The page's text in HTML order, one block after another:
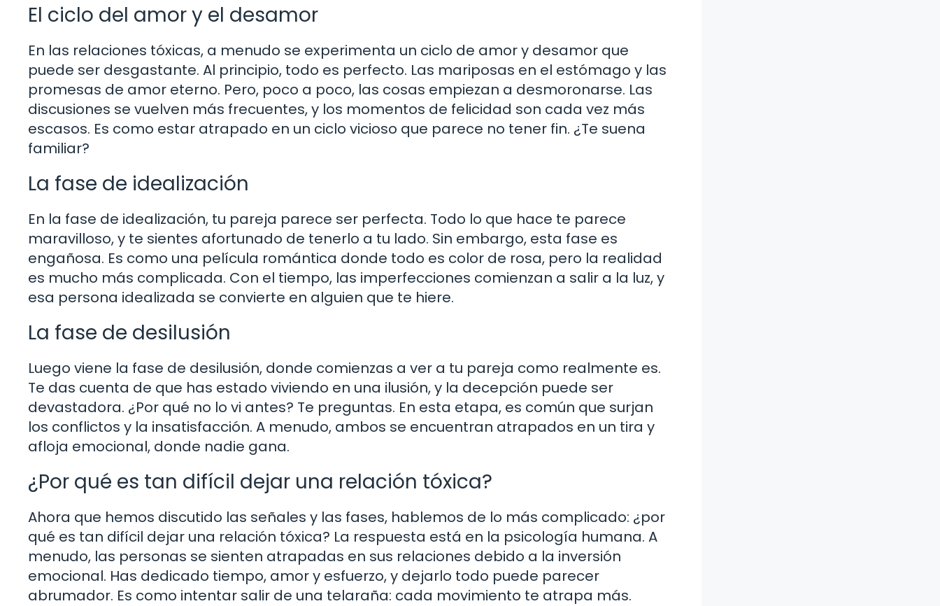
El ciclo del amor y el desamor
En las relaciones tóxicas, a menudo se experimenta un ciclo de amor y desamor que
puede ser desgastante. Al principio, todo es perfecto. Las mariposas en el estómago y las
promesas de amor eterno. Pero, poco a poco, las cosas empiezan a desmoronarse. Las
discusiones se vuelven más frecuentes, y los momentos de felicidad son cada vez más
escasos. Es como estar atrapado en un ciclo vicioso que parece no tener fin. ¿Te suena
familiar?
La fase de idealización
En la fase de idealización, tu pareja parece ser perfecta. Todo lo que hace te parece
maravilloso, y te sientes afortunado de tenerlo a tu lado. Sin embargo, esta fase es
engañosa. Es como una película romántica donde todo es color de rosa, pero la realidad
es mucho más complicada. Con el tiempo, las imperfecciones comienzan a salir a la luz, y
esa persona idealizada se convierte en alguien que te hiere.
La fase de desilusión
Luego viene la fase de desilusión, donde comienzas a ver a tu pareja como realmente es.
Te das cuenta de que has estado viviendo en una ilusión, y la decepción puede ser
devastadora. ¿Por qué no lo vi antes? Te preguntas. En esta etapa, es común que surjan
los conflictos y la insatisfacción. A menudo, ambos se encuentran atrapados en un tira y
afloja emocional, donde nadie gana.
¿Por qué es tan difícil dejar una relación tóxica?
Ahora que hemos discutido las señales y las fases, hablemos de lo más complicado: ¿por
qué es tan difícil dejar una relación tóxica? La respuesta está en la psicología humana. A
menudo, las personas se sienten atrapadas en sus relaciones debido a la inversión
emocional. Has dedicado tiempo, amor y esfuerzo, y dejarlo todo puede parecer
abrumador. Es como intentar salir de una telaraña: cada movimiento te atrapa más.